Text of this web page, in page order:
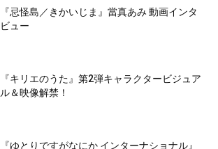
『忌怪島／きかいじま』當真あみ 動画インタ
ビュー
『キリエのうた』第2弾キャラクタービジュア
ル＆映像解禁！
『ゆとりですがなにか インターナショナル』